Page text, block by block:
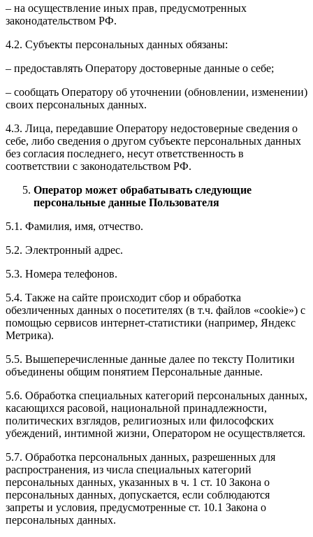
– на осуществление иных прав, предусмотренных
законодательством РФ.
4.2. Субъекты персональных данных обязаны:
– предоставлять Оператору достоверные данные о себе;
– сообщать Оператору об уточнении (обновлении, изменении)
своих персональных данных.
4.3. Лица, передавшие Оператору недостоверные сведения о
себе, либо сведения о другом субъекте персональных данных
без согласия последнего, несут ответственность в
соответствии с законодательством РФ.
Оператор может обрабатывать следующие
персональные данные Пользователя
5.1. Фамилия, имя, отчество.
5.2. Электронный адрес.
5.3. Номера телефонов.
5.4. Также на сайте происходит сбор и обработка
обезличенных данных о посетителях (в т.ч. файлов «cookie») с
помощью сервисов интернет-статистики (например, Яндекс
Метрика).
5.5. Вышеперечисленные данные далее по тексту Политики
объединены общим понятием Персональные данные.
5.6. Обработка специальных категорий персональных данных,
касающихся расовой, национальной принадлежности,
политических взглядов, религиозных или философских
убеждений, интимной жизни, Оператором не осуществляется.
5.7. Обработка персональных данных, разрешенных для
распространения, из числа специальных категорий
персональных данных, указанных в ч. 1 ст. 10 Закона о
персональных данных, допускается, если соблюдаются
запреты и условия, предусмотренные ст. 10.1 Закона о
персональных данных.